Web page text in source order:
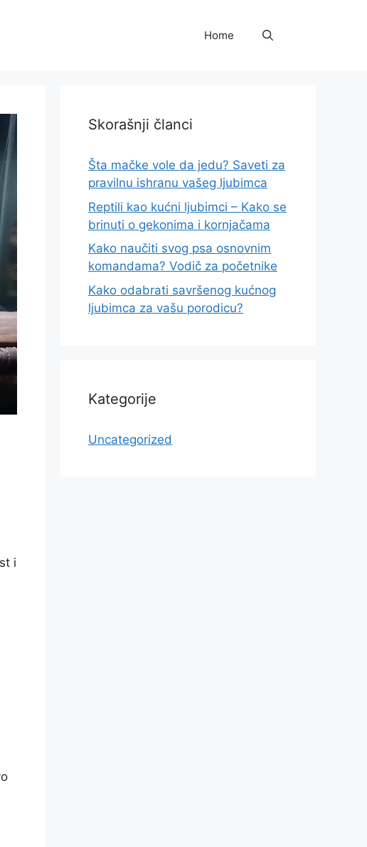
Home
i
Skorašnji članci
Šta mačke vole da jedu? Saveti za
pravilnu ishranu vašeg ljubimca
Reptili kao kućni ljubimci – Kako se
brinuti o gekonima i kornjačama
Kako naučiti svog psa osnovnim
komandama? Vodič za početnike
Kako odabrati savršenog kućnog
ljubimca za vašu porodicu?
Kategorije
Uncategorized